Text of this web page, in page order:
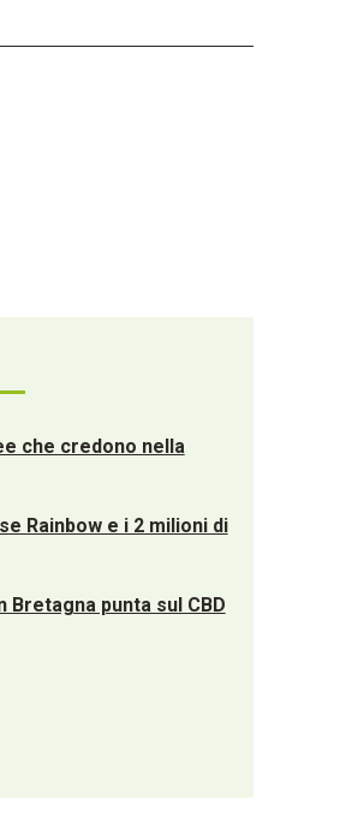
che credono nella
Rainbow e i 2 milioni di
Bretagna punta sul CBD